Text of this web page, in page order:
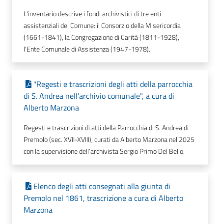
L'inventario descrive i fondi archivistici di tre enti
assistenziali del Comune: il Consorzio della Misericordia
(1661-1841), la Congregazione di Carità (1811-1928),
l'Ente Comunale di Assistenza (1947-1978).
"Regesti e trascrizioni degli atti della parrocchia
di S. Andrea nell'archivio comunale", a cura di
Alberto Marzona
Regesti e trascrizioni di atti della Parrocchia di S. Andrea di
Premolo (sec. XVII-XVIII), curati da Alberto Marzona nel 2025
con la supervisione dell’archivista Sergio Primo Del Bello.
Elenco degli atti consegnati alla giunta di
Premolo nel 1861, trascrizione a cura di Alberto
Marzona